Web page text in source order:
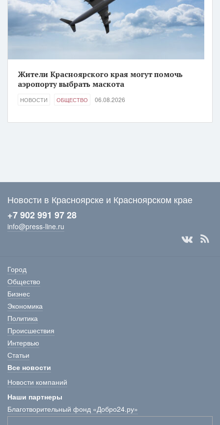
Жители Красноярского края могут помочь
аэропорту выбрать маскота
НОВОСТИ ОБЩЕСТВО 06.08.2026
Новости в Красноярске и Красноярском крае
+7 902 991 97 28
info@press-line.ru
Город
Общество
Бизнес
Экономика
Политика
Происшествия
Интервью
Статьи
Все новости
Новости компаний
Наши партнеры
Благотворительный фонд «Добро24.ру»